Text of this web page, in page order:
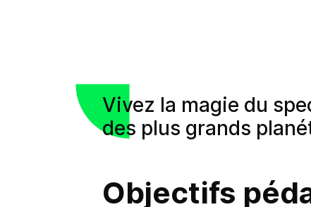
Vivez la magie du
des plus grands
Objectifs